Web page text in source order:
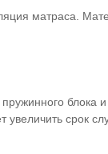
матраса.
блока
срок